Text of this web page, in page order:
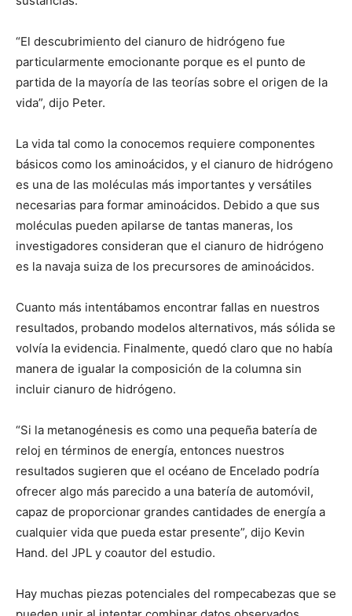
“El descubrimiento del cianuro de hidrógeno fue
particularmente emocionante porque es el punto de
partida de la mayoría de las teorías sobre el origen de la
vida”, dijo Peter.
La vida tal como la conocemos requiere componentes
básicos como los aminoácidos, y el cianuro de hidrógeno
es una de las moléculas más importantes y versátiles
necesarias para formar aminoácidos. Debido a que sus
moléculas pueden apilarse de tantas maneras, los
investigadores consideran que el cianuro de hidrógeno
es la navaja suiza de los precursores de aminoácidos.
Cuanto más intentábamos encontrar fallas en nuestros
resultados, probando modelos alternativos, más sólida se
volvía la evidencia. Finalmente, quedó claro que no había
manera de igualar la composición de la columna sin
incluir cianuro de hidrógeno.
“Si la metanogénesis es como una pequeña batería de
reloj en términos de energía, entonces nuestros
resultados sugieren que el océano de Encelado podría
ofrecer algo más parecido a una batería de automóvil,
capaz de proporcionar grandes cantidades de energía a
cualquier vida que pueda estar presente”, dijo Kevin
Hand. del JPL y coautor del estudio.
Hay muchas piezas potenciales del rompecabezas que se